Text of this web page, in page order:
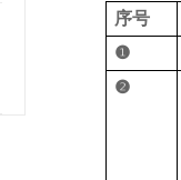
序号
❶
❷